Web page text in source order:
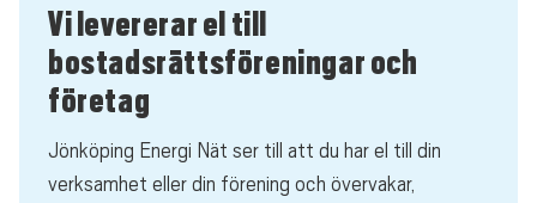
Vi levererar el till
bostadsrättsföreningar och
företag
Jönköping Energi Nät ser till att du har el till din
verksamhet eller din förening och övervakar,